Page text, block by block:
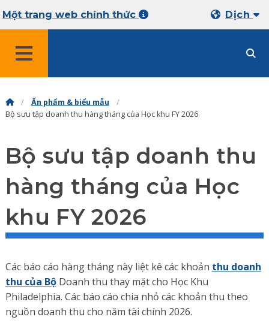
Một trang web chính thức Dịch
Ấn phẩm & biểu mẫu
Bộ sưu tập doanh thu hàng tháng của Học khu FY 2026
Bộ sưu tập doanh thu
hàng tháng của Học
khu FY 2026
Các báo cáo hàng tháng này liệt kê các khoản thu doanh
thu của BộDoanh thu thay mặt cho Học Khu
Philadelphia. Các báo cáo chia nhỏ các khoản thu theo
nguồn doanh thu cho năm tài chính 2026.